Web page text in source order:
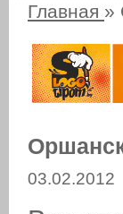
Главная »
03.02.2012